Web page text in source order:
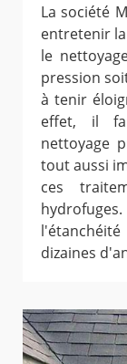
La société
entretenir
le
pression
à tenir
effet, il
nettoyage
tout aussi
ces
dizaines